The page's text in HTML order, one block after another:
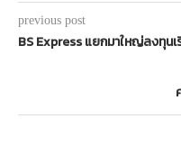
previous post
BS Express แยกมาใหญ่ลงทุน